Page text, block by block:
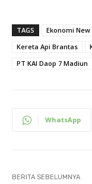
TAGS Ekonomi
Kereta Api Brantas
PT KAI Daop 7 Madiun
WhatsApp
BERITA SEBELUMNYA